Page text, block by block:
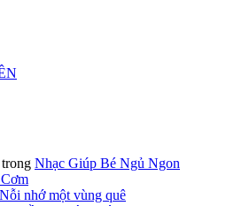
trong Nhạc Giúp Bé Ngủ Ngon
Nỗi nhớ một vùng quê